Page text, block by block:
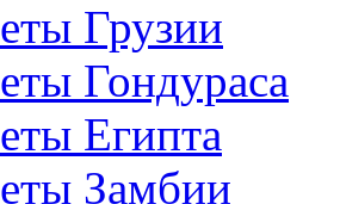
Грузии
Гондураса
Египта
Замбии